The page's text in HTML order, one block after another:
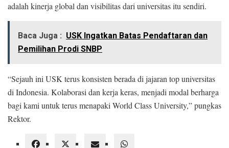
adalah kinerja global dan visibilitas dari universitas itu sendiri.
Baca Juga : USK Ingatkan Batas Pendaftaran dan
Pemilihan Prodi SNBP
“Sejauh ini USK terus konsisten berada di jajaran top universitas
di Indonesia. Kolaborasi dan kerja keras, menjadi modal berharga
bagi kami untuk terus menapaki World Class University,” pungkas
Rektor.